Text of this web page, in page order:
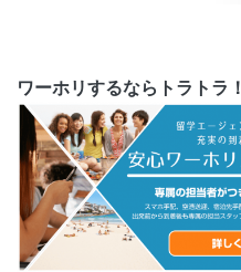
ワーホリするならトラトラ！